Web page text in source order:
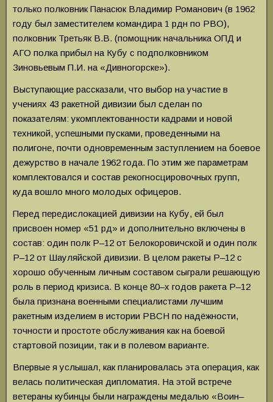
только полковник Панасюк Владимир Романович (в 1962
году был заместителем командира 1 рдн по РВО),
полковник Третьяк В.В. (помощник начальника ОПД и
АГО полка прибыл на Кубу с подполковником
Зиновьевым П.И. на «Дивногорске»).
Выступающие рассказали, что выбор на участие в
учениях 43 ракетной дивизии был сделан по
показателям: укомплектованности кадрами и новой
техникой, успешными пусками, проведенными на
полигоне, почти одновременным заступлением на боевое
дежурство в начале 1962 года. По этим же параметрам
комплектовался и состав рекогносцировочных групп,
куда вошло много молодых офицеров.
Перед передислокацией дивизии на Кубу, ей был
присвоен номер «51 рд» и дополнительно включены в
состав: один полк Р–12 от Белокоровичской и один полк
Р–12 от Шауляйской дивизии. В целом ракеты Р–12 с
хорошо обученным личным составом сыграли решающую
роль в период кризиса. В конце 80–х годов ракета Р–12
была признана военными специалистами лучшим
ракетным изделием в истории РВСН по надёжности,
точности и простоте обслуживания как на боевой
стартовой позиции, так и в полевом варианте.
Впервые я услышал, как планировалась эта операция, как
велась политическая дипломатия. На этой встрече
ветераны кубинцы были награждены медалью «Воин–